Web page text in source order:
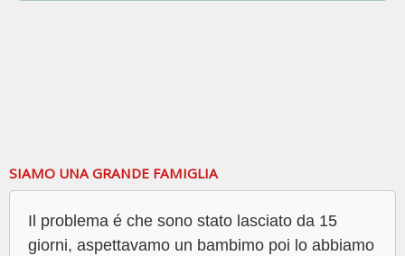
SIAMO UNA GRANDE FAMIGLIA
Il problema é che sono stato lasciato da 15
giorni, aspettavamo un bambimo poi lo abbiamo